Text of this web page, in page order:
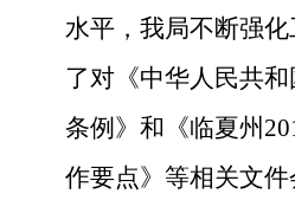
水平，我局不断强
了对《中华人民共
条例》和《临夏州
作要点》等相关文